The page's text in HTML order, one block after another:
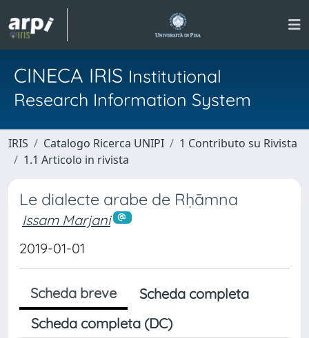
CINECA IRIS Institutional
Research Information System
IRIS Catalogo Ricerca UNIPI
1 Contributo su Rivista
1.1 Articolo in rivista
Le dialecte arabe de Rḥāmna
Issam Marjani
2019-01-01
Scheda breve
Scheda completa
Scheda completa (DC)